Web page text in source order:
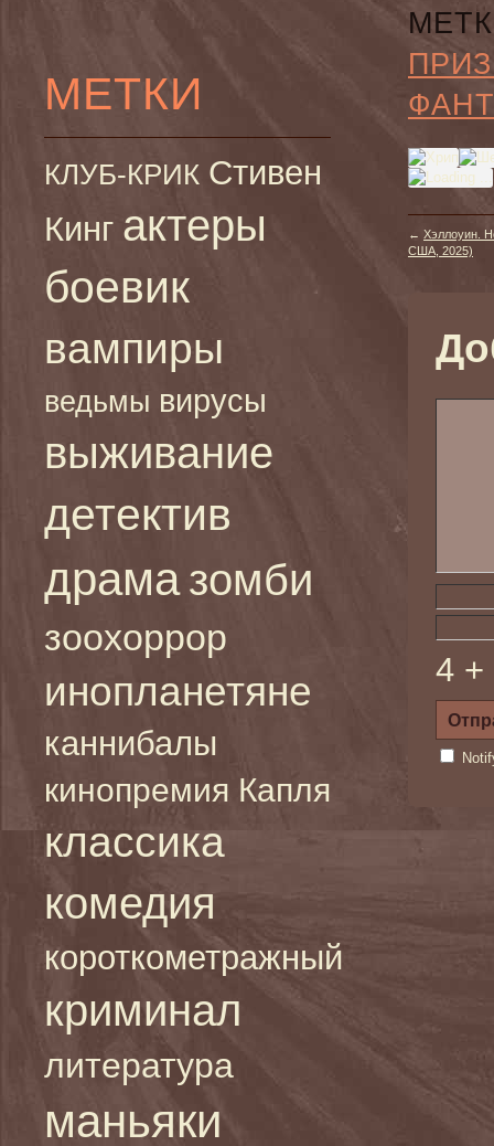
МЕТКИ
КЛУБ-КРИК Стивен
Кинг актеры
боевик
вампиры
ведьмы вирусы
выживание
детектив
драма зомби
зоохоррор
инопланетяне
каннибалы
кинопремия Капля
классика
комедия
короткометражный
криминал
литература
маньяки
← Хэллоуин.
США, 2025)
4